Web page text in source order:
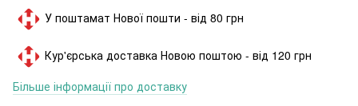
У поштамат Нової пошти - від 80 грн
Кур'єрська доставка Новою поштою - від 120 грн
Більше інформації про доставку